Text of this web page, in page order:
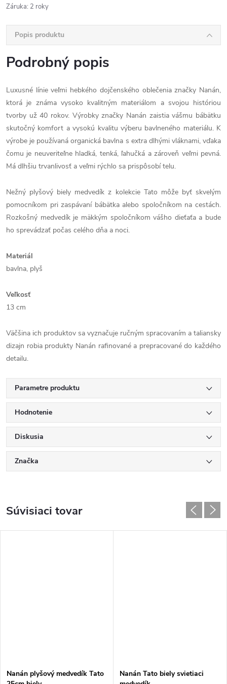
Záruka: 2 roky
Popis produktu
Podrobný popis
Luxusné línie veľmi hebkého dojčenského oblečenia značky Nanán,
ktorá je známa vysoko kvalitným materiálom a svojou históriou
tvorby už 40 rokov. Výrobky značky Nanán zaistia vášmu bábätku
skutočný komfort a vysokú kvalitu výberu bavlneného materiálu. K
výrobe je používaná organická bavlna s extra dlhými vláknami, vďaka
čomu je neuveriteľne hladká, tenká, ľahučká a zároveň veľmi pevná.
Má dlhšiu trvanlivosť a veľmi rýchlo sa prispôsobí telu.
Nežný plyšový biely medvedík z kolekcie Tato môže byť skvelým
pomocníkom pri zaspávaní bábätka alebo spoločníkom na cestách.
Rozkošný medvedík je mäkkým spoločníkom vášho dieťaťa a bude
ho sprevádzať počas celého dňa a noci.
Materiál
bavlna, plyš
Veľkosť
13 cm
Väčšina ich produktov sa vyznačuje ručným spracovaním a taliansky
dizajn robia produkty Nanán rafinované a prepracované do každého
detailu.
Parametre produktu
Hodnotenie
Diskusia
Značka
Súvisiaci tovar
Nanán plyšový medvedík Tato
Nanán Tato biely svietiaci